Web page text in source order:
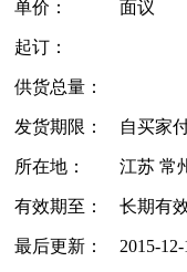
单价： 面议
起订：
供货总量：
发货期限： 自买家
所在地： 江苏 常
有效期至： 长期有
最后更新： 2015-